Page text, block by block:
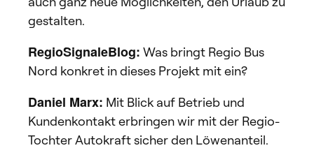
gestalten.
RegioSignaleBlog: Was bringt Regio Bus
Nord konkret in dieses Projekt mit ein?
Daniel Marx: Mit Blick auf Betrieb und
Kundenkontakt erbringen wir mit der Regio-
Tochter Autokraft sicher den Löwenanteil.